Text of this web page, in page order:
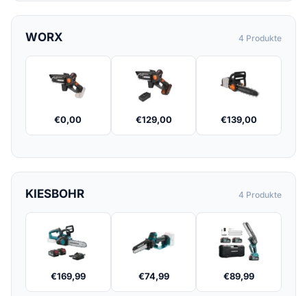
WORX 4 Produkte
€0,00 €129,00 €139,00
KIESBOHR 4 Produkte
€169,99 €74,99 €89,99